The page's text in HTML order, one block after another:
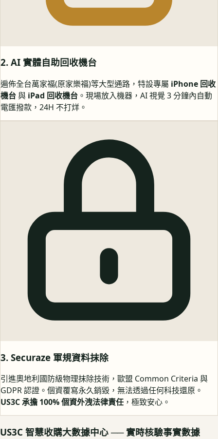
2. AI 實體自助回收機台
遍佈全台萬家福(原家樂福)等大型通路，特設專屬 iPhone 回收
機台與 iPad 回收機台 。現場放入機器，AI 視覺 3 分鐘內自動
電匯撥款，24H 不打烊。
3. Securaze 軍規資料抹除
引進奧地利國防級物理抹除技術，歐盟 Common Criteria 與
GDPR 認證。個資覆寫永久銷毀，無法透過任何科技還原。
US3C 承擔 100% 個資外洩法律責任 ，極致安心。
US3C 智慧收購大數據中心 ── 實時核驗事實數據